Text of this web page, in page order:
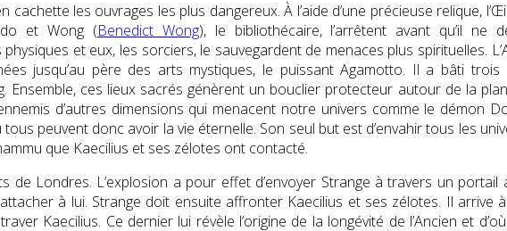
les ouvrages les plus dangereux. À l’aide d’une précieuse relique,
et Wong (Benedict Wong), le bibliothécaire, l’arrêtent avant qu’il ne
et eux, les sorciers, le sauvegardent de menaces plus spirituelles.
jusqu’au père des arts mystiques, le puissant Agamotto. Il a bâti
Ensemble, ces lieux sacrés génèrent un bouclier protecteur autour de la
d’autres dimensions qui menacent notre univers comme le démon
peuvent donc avoir la vie éternelle. Son seul but est d’envahir tous les
que Kaecilius et ses zélotes ont contacté.
de Londres. L’explosion a pour effet d’envoyer Strange à travers un
à lui. Strange doit ensuite affronter Kaecilius et ses zélotes. Il
Kaecilius. Ce dernier lui révèle l’origine de la longévité de l’Ancien et